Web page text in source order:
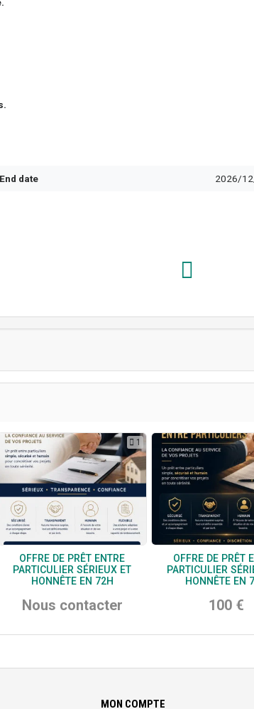
End date 2026/
1
OFFRE DE PRÊT ENTRE
PARTICULIER SÉRIEUX ET
HONNÊTE EN 72H
Nous contacter
OFFRE DE PRÊT
PARTICULIER
HONNÊTE EN
100 €
MON COMPTE